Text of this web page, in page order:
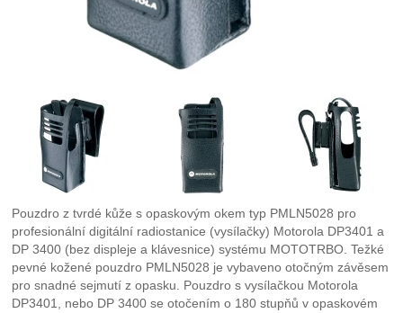
Fotografie
Pouzdro z tvrdé kůže s opaskovým okem typ PMLN5028 pro
profesionální digitální radiostanice (vysílačky) Motorola DP3401 a
DP 3400 (bez displeje a klávesnice) systému MOTOTRBO. Težké
pevné kožené pouzdro PMLN5028 je vybaveno otočným závěsem
pro snadné sejmutí z opasku. Pouzdro s vysílačkou Motorola
DP3401, nebo DP 3400 se otočením o 180 stupňů v opaskovém